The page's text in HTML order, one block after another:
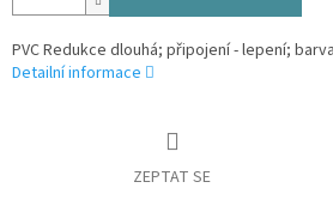
PVC Redukce dlouhá; připojení - lepení;
Detailní informace
ZEPTAT SE